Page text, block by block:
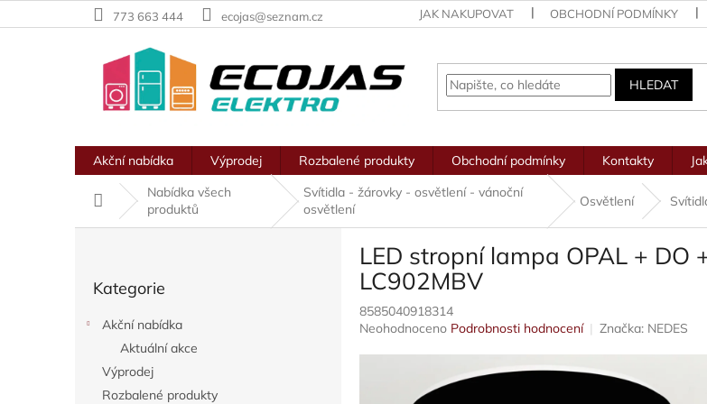
na
773 663 444 ecojas@seznam.cz JAK NAKUPOVAT OBCHODNÍ PODMÍNKY
HLEDAT
Akční nabídka Výprodej Rozbalené produkty Obchodní podmínky Kontakty
Domů
Nabídka všech
produktů
Svítidla - žárovky - osvětlení - vánoční
osvětlení
Osvětlení
kategorie
Kategorie
Akční nabídka
Aktuální akce
Výprodej
Rozbalené produkty
LED stropní lampa OPAL + DO
LC902MBV
8585040918314
Průměrné
Neohodnoceno Podrobnosti hodnocení Značka: NEDES